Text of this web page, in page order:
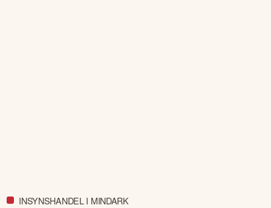
INSYNSHANDEL I MINDARK